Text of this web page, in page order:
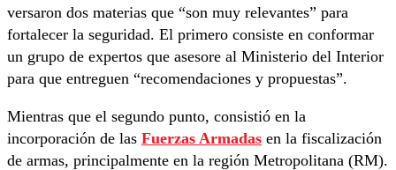
versaron dos materias que “son muy relevantes” para
fortalecer la seguridad. El primero consiste en conformar
un grupo de expertos que asesore al Ministerio del Interior
para que entreguen “recomendaciones y propuestas”.
Mientras que el segundo punto, consistió en la
incorporación de las Fuerzas Armadas en la fiscalización
de armas, principalmente en la región Metropolitana (RM).